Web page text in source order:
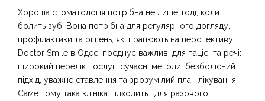
Хороша стоматологія потрібна не лише тоді, коли
болить зуб. Вона потрібна для регулярного догляду,
профілактики та рішень, які працюють на перспективу.
Doctor Smile в Одесі поєднує важливі для пацієнта речі:
широкий перелік послуг, сучасні методи, безболісний
підхід, уважне ставлення та зрозумілий план лікування.
Саме тому така клініка підходить і для разового